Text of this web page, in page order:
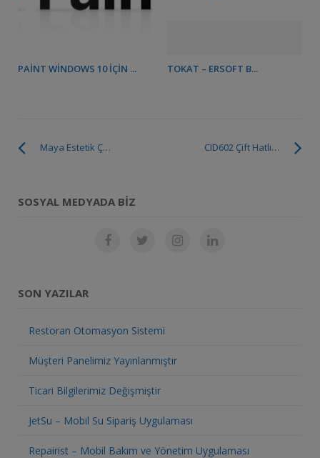
PAINT WINDOWS 10 İÇIN ... TOKAT – ERSOFT B...
CID602 Çift Hatlı Caller Id Arayan Numarayı Tanıma Sistemi
Maya Estetik Çağrı Merkezi Uygulaması
SOSYAL MEDYADA BIZ
SON YAZILAR
Restoran Otomasyon Sistemi
Müşteri Panelimiz Yayınlanmıştır
Ticari Bilgilerimiz Değişmiştir
JetSu – Mobil Su Sipariş Uygulaması
Repairist – Mobil Bakım ve Yönetim Uygulaması